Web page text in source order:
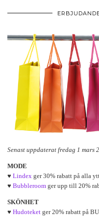
Senast uppdaterat fredag 1 mars
MODE
♥ Lindex ger 30% rabatt på alla
♥ Bubbleroom ger upp till 20%
SKÖNHET
♥ Hudoteket ger 20% rabatt på